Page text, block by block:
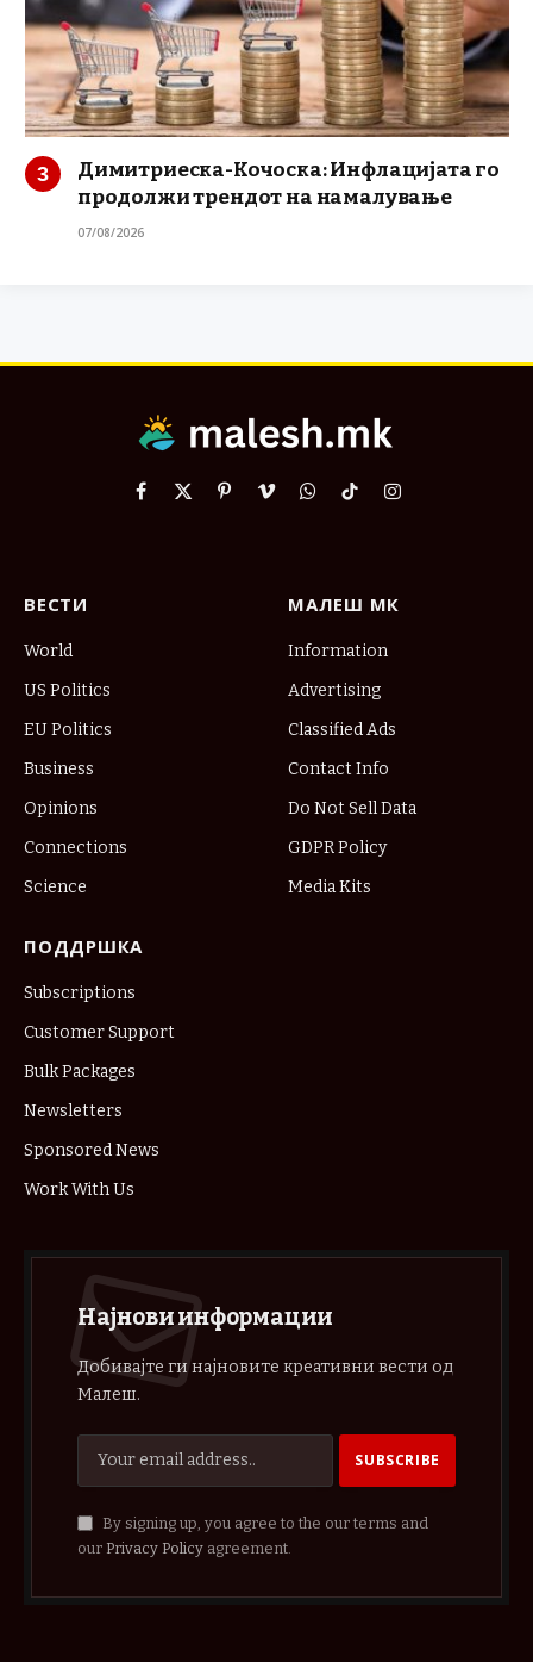
Димитриеска-Кочоска: Инфлацијата го
продолжи трендот на намалување
07/08/2026
Facebook
X
PinterestVimeoWhatsApp
TikTokInstagram
ВЕСТИ
World
US Politics
EU Politics
Business
Opinions
Connections
Science
МАЛЕШ МК
Information
Advertising
Classified Ads
Contact Info
Do Not Sell Data
GDPR Policy
Media Kits
ПОДДРШКА
Subscriptions
Customer Support
Bulk Packages
Newsletters
Sponsored News
Work With Us
Најнови информации
Добивајте ги најновите креативни вести од
Малеш.
By signing up, you agree to the our terms and
our Privacy Policyagreement.